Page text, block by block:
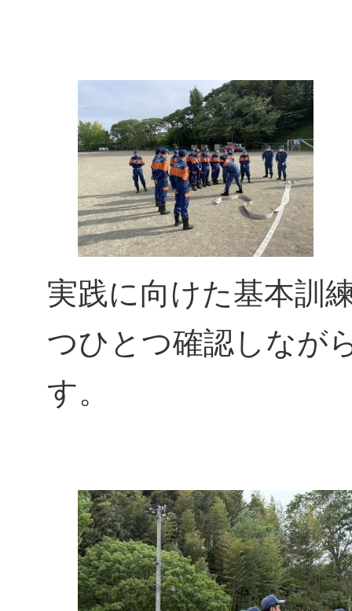
実践に向けた基本訓
つひとつ確認しなが
す。